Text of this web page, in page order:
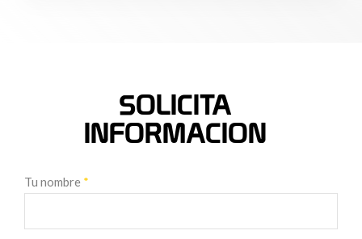
SOLICITA
INFORMACION
Tu nombre *